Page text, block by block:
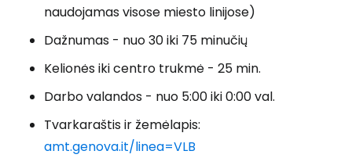
naudojamas visose miesto linijose)
Dažnumas - nuo 30 iki 75 minučių
Kelionės iki centro trukmė - 25 min.
Darbo valandos - nuo 5:00 iki 0:00 val.
Tvarkaraštis ir žemėlapis:
amt.genova.it/linea=VLB